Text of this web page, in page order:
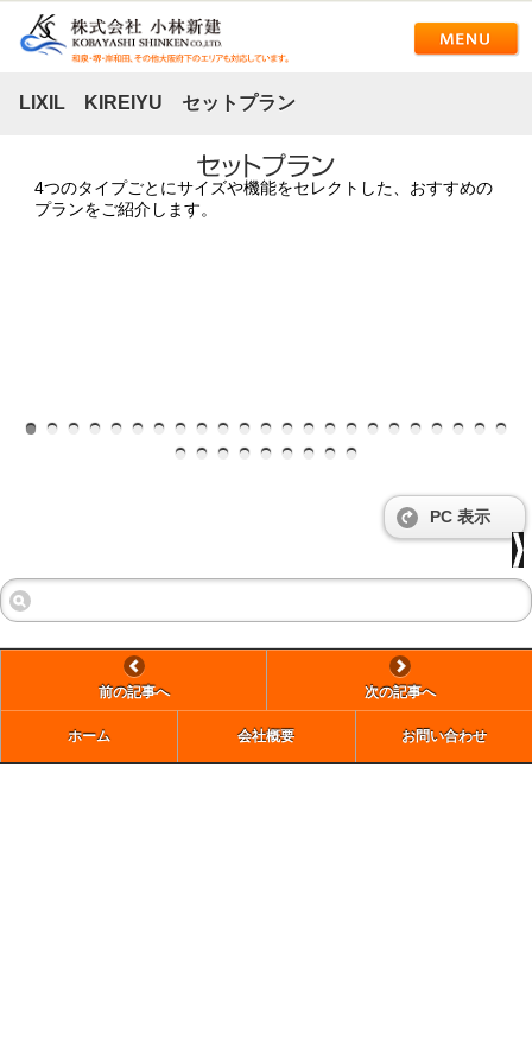
LIXIL KIREIYU セットプラン
4つのタイプごとにサイズや機能をセレクトした、おすすめの
プランをご紹介します。
PC 表示
前の記事へ 次の記事へ
ホーム 会社概要 お問い合わせ